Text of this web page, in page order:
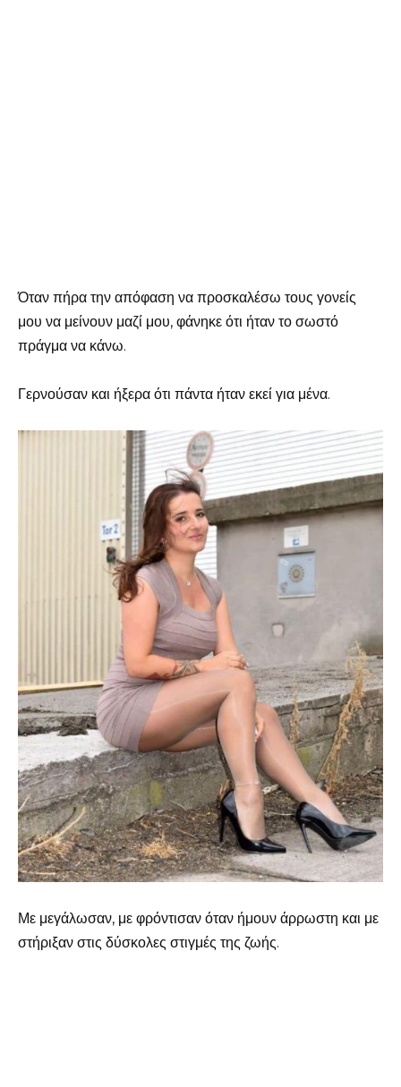
Όταν πήρα την απόφαση να προσκαλέσω τους γονείς
μου να μείνουν μαζί μου, φάνηκε ότι ήταν το σωστό
πράγμα να κάνω.
Γερνούσαν και ήξερα ότι πάντα ήταν εκεί για μένα.
Με μεγάλωσαν, με φρόντισαν όταν ήμουν άρρωστη και με
στήριξαν στις δύσκολες στιγμές της ζωής.